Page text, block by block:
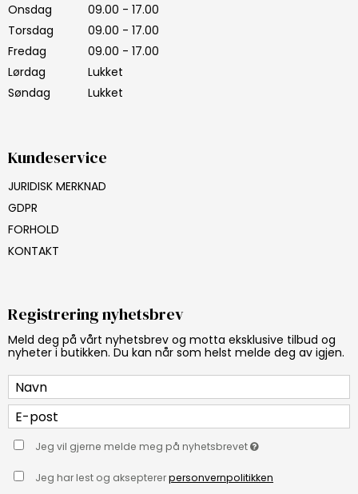
Onsdag
09.00 - 17.00
Torsdag
09.00 - 17.00
Fredag
09.00 - 17.00
Lørdag
Lukket
Søndag
Lukket
Kundeservice
JURIDISK MERKNAD
GDPR
FORHOLD
KONTAKT
Registrering nyhetsbrev
Meld deg på vårt nyhetsbrev og motta eksklusive tilbud og
nyheter i butikken. Du kan når som helst melde deg av igjen.
Jeg vil gjerne melde meg på nyhetsbrevet
Jeg har lest og akseptererpersonvernpolitikken